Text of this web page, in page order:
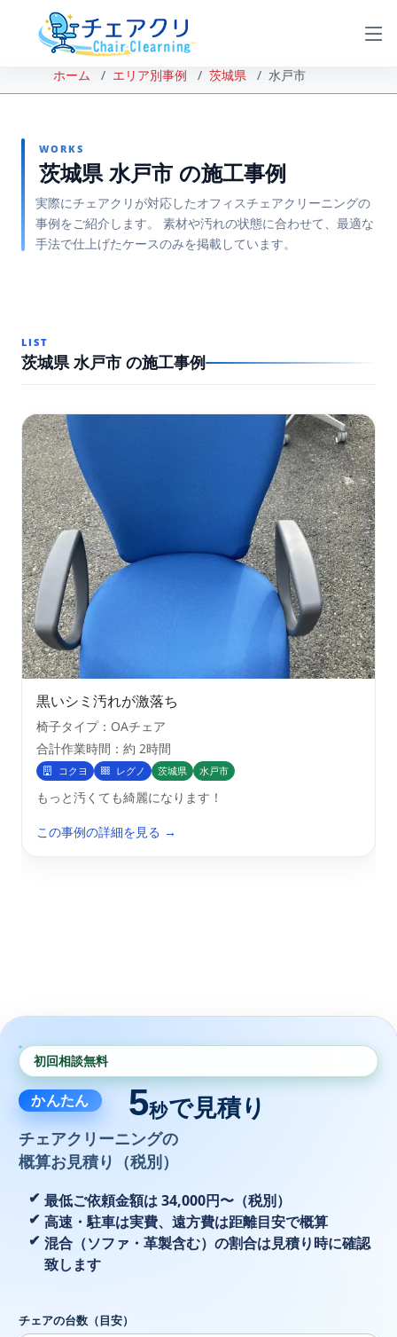
ホーム エリア別事例 茨城県 水戸市
WORKS
茨城県 水戸市 の施工事例
実際にチェアクリが対応したオフィスチェアクリーニングの
事例をご紹介します。 素材や汚れの状態に合わせて、最適な
手法で仕上げたケースのみを掲載しています。
LIST
茨城県 水戸市 の施工事例
黒いシミ汚れが激落ち
椅子タイプ：OAチェア
合計作業時間：約 2時間
コクヨ レグノ 茨城県 水戸市
もっと汚くても綺麗になります！
この事例の詳細を見る →
初回相談無料
かんたん 5秒で見積り
チェアクリーニングの
概算お見積り（税別）
最低ご依頼金額は 34,000円〜（税別）
高速・駐車は実費、遠方費は距離目安で概算
混合（ソファ・革製含む）の割合は見積り時に確認
致します
チェアの台数（目安）